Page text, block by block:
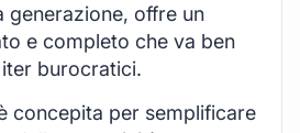
generazione, offre un
e completo che va ben
burocratici.
concepita per semplificare